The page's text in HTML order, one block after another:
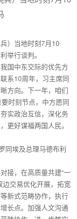
）当地时刻7月10
举行谈判。
国中东交际的优先方
系10周年，习主席同
方向。下一年，咱们
时刻节点，中方愿同
实政治互信，深化务
更好谋福两国人民。
埃及总理马德布利
接，在高质量共建“一
交易优化开展，拓宽
新式范畴协作，执行
长点。加强人文沟通